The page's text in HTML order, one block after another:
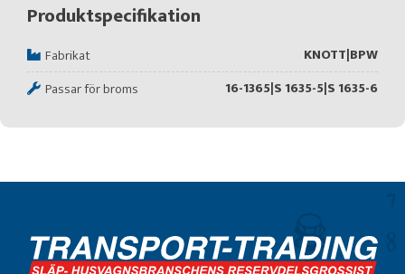
Produktspecifikation
Fabrikat
KNOTT|BPW
Passar för broms
16-1365|S 1635-5|S 1635-6